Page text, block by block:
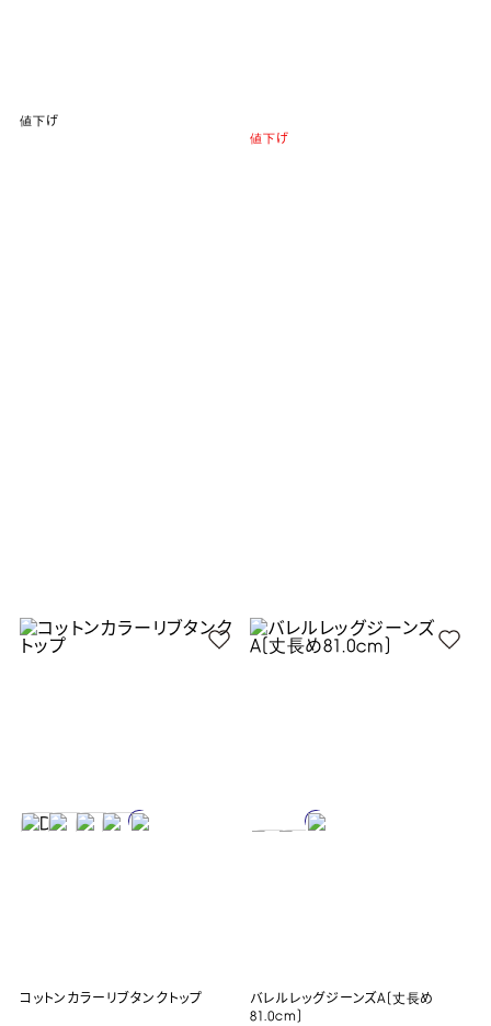
値下げ
値下げ
コットンカラーリブタンクトップ
バレルレッグジーンズA(丈長め
81.0cm)